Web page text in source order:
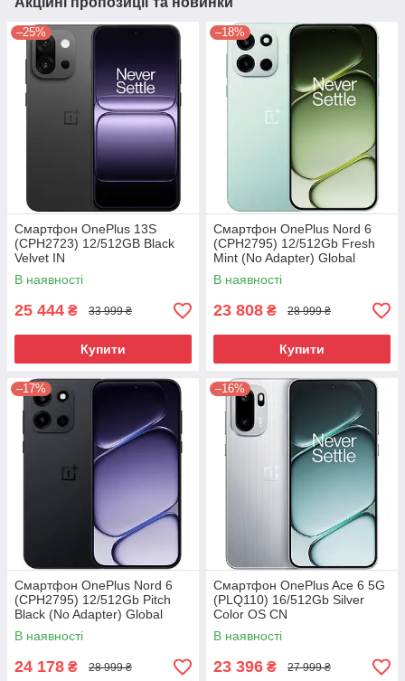
–25%
Смартфон OnePlus 13S
(CPH2723) 12/512GB Black
Velvet IN
В наявності
25 444 ₴ 33 999 ₴
Купити
–18%
Смартфон OnePlus Nord 6
(CPH2795) 12/512Gb Fresh
Mint (No Adapter) Global
version
В наявності
23 808 ₴ 28 999 ₴
Купити
–17%
Смартфон OnePlus Nord 6
(CPH2795) 12/512Gb Pitch
Black (No Adapter) Global
version
В наявності
24 178 ₴ 28 999 ₴
–16%
Смартфон OnePlus Ace 6 5G
(PLQ110) 16/512Gb Silver
Color OS CN
В наявності
23 396 ₴ 27 999 ₴